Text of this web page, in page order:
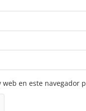
en este navegador